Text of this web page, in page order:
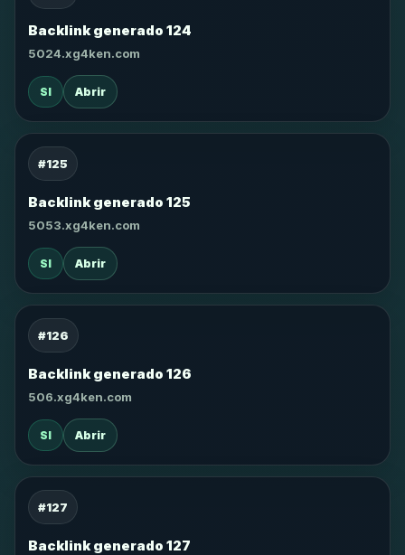
Backlink generado 124
5024.xg4ken.com
SI Abrir
#125
Backlink generado 125
5053.xg4ken.com
SI Abrir
#126
Backlink generado 126
506.xg4ken.com
SI Abrir
#127
Backlink generado 127